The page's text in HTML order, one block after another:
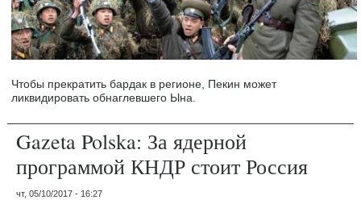
Чтобы прекратить бардак в регионе, Пекин может
ликвидировать обнаглевшего Ына.
Gazeta Polska: За ядерной
программой КНДР стоит Россия
чт, 05/10/2017 - 16:27